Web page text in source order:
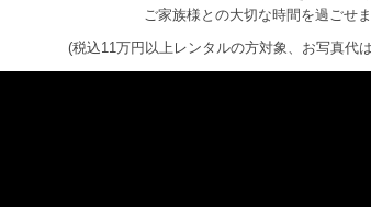
ご家族様との大切な時間を過ごせま
(税込11万円以上レンタルの方対象、お写真代